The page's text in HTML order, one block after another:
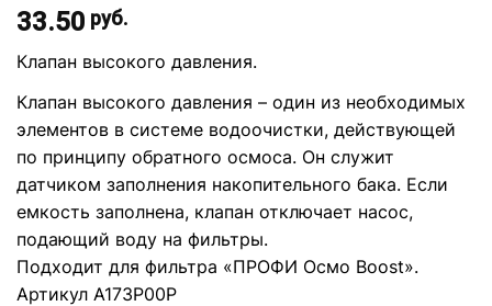
33.50 руб.
Клапан высокого давления.
Клапан высокого давления – один из необходимых
элементов в системе водоочистки, действующей
по принципу обратного осмоса. Он служит
датчиком заполнения накопительного бака. Если
емкость заполнена, клапан отключает насос,
подающий воду на фильтры.
Подходит для фильтра «ПРОФИ Осмо Boost».
Артикул А173Р00Р